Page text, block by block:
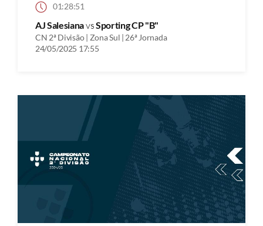
01:28:51
AJ SalesianavsSporting CP "B"
CN 2ª Divisão | Zona Sul | 26ª Jornada
24/05/2025 17:55